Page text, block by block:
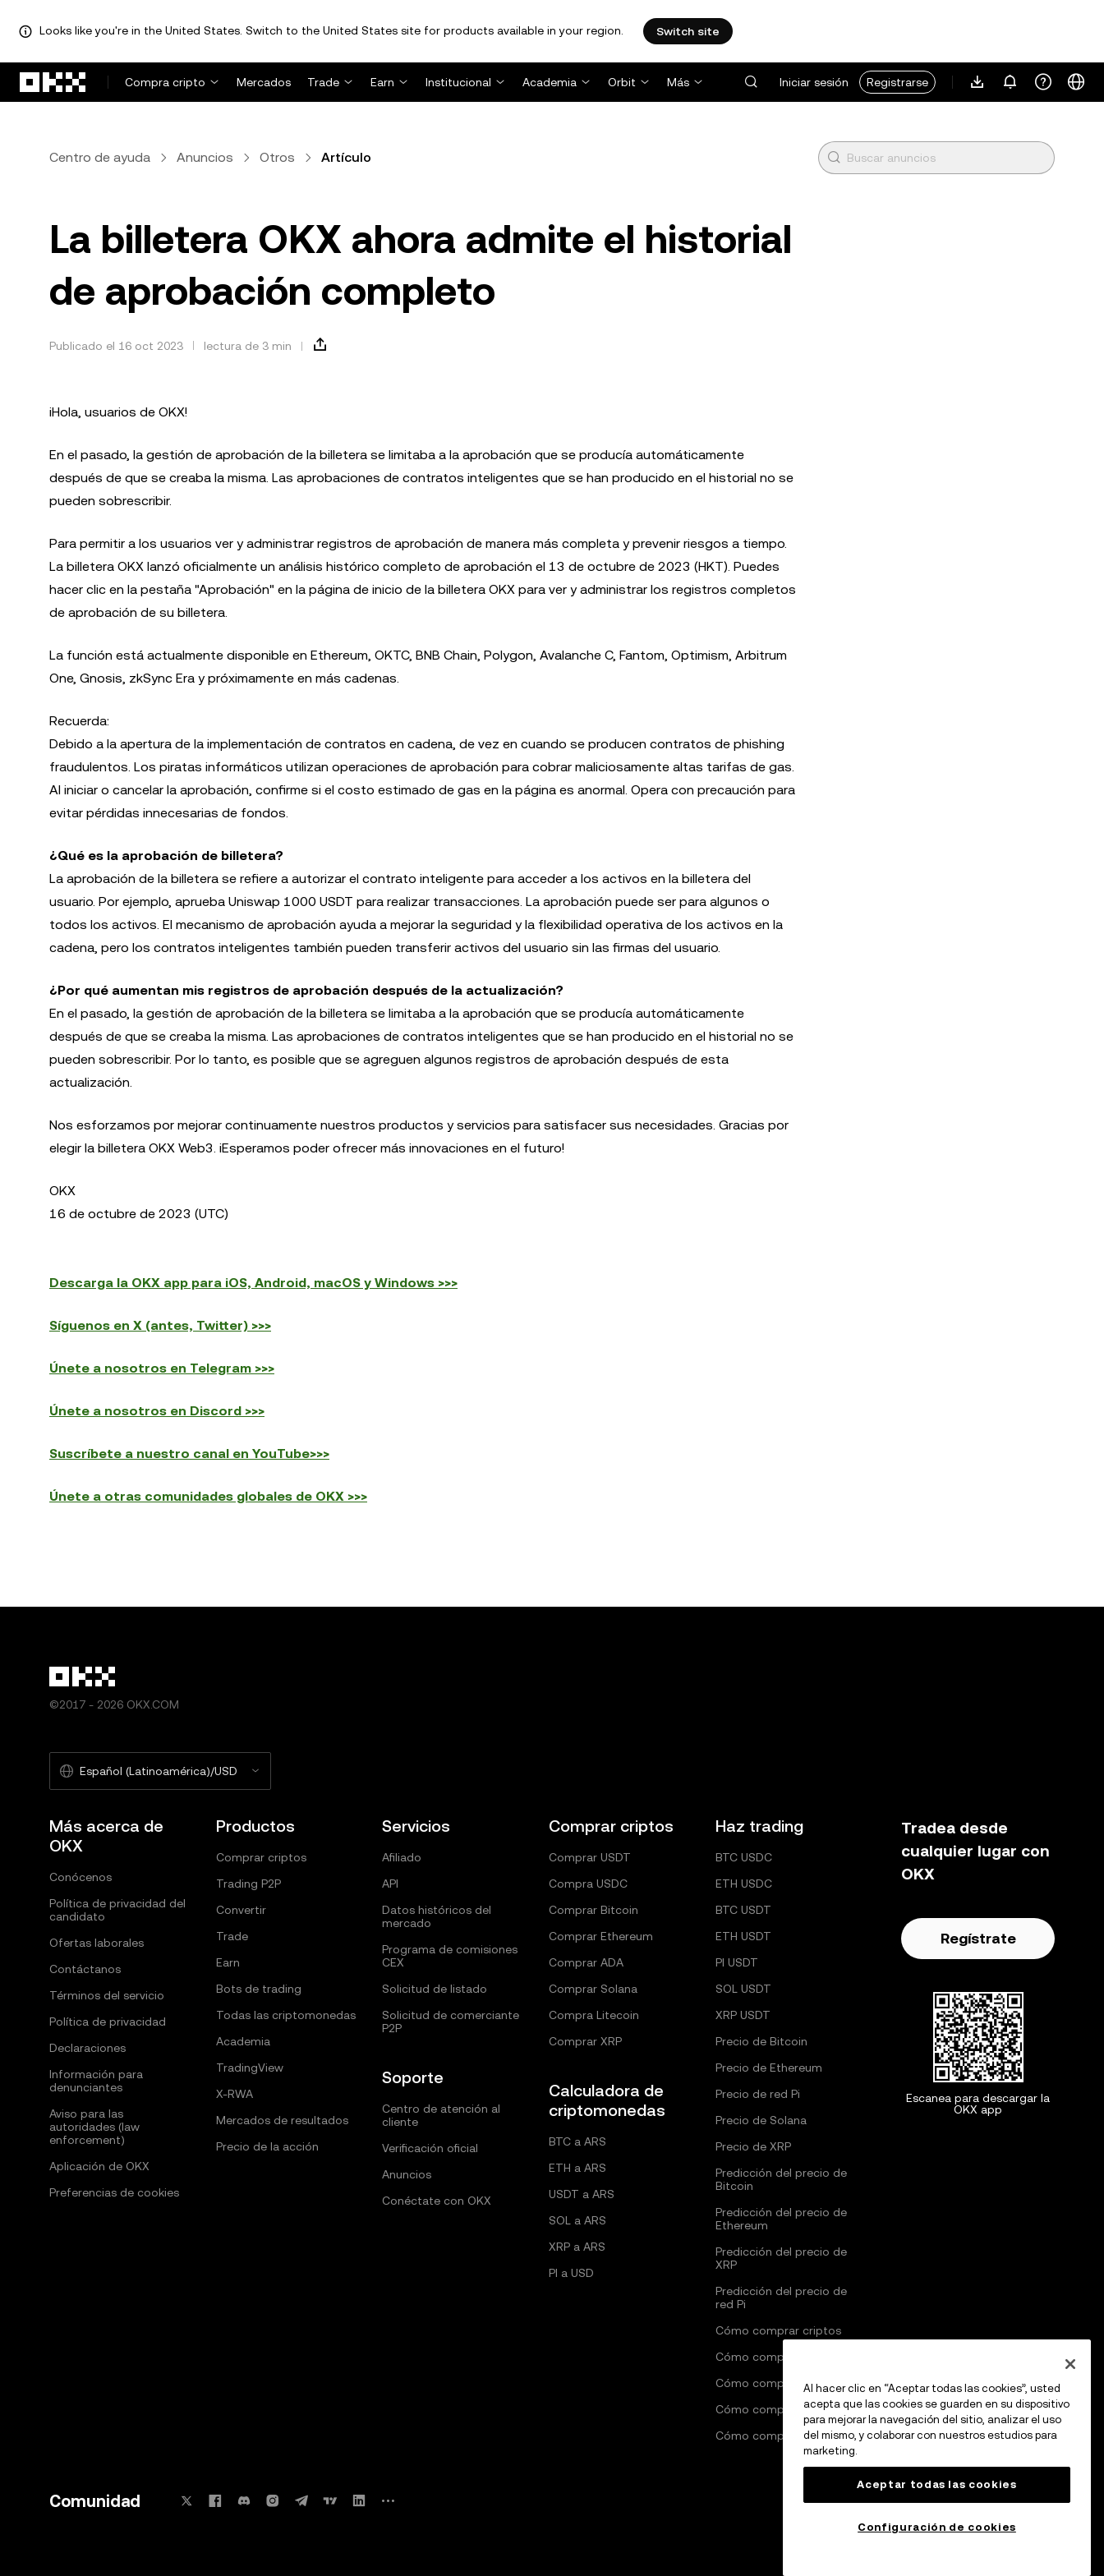
Looks like you're in the United States. Switch to the United States site for products available in your region. Switch site
Compra cripto
Mercados Trade Earn Institucional Academia Orbit Más Iniciar sesión Registrarse
Centro de ayuda Anuncios Otros Artículo
La billetera OKX ahora admite el historial
de aprobación completo
Publicado el 16 oct 2023 lectura de 3 min
¡Hola, usuarios de OKX!
En el pasado, la gestión de aprobación de la billetera se limitaba a la aprobación que se producía automáticamente
después de que se creaba la misma. Las aprobaciones de contratos inteligentes que se han producido en el historial no se
pueden sobrescribir.
Para permitir a los usuarios ver y administrar registros de aprobación de manera más completa y prevenir riesgos a tiempo.
La billetera OKX lanzó oficialmente un análisis histórico completo de aprobación el 13 de octubre de 2023 (HKT). Puedes
hacer clic en la pestaña "Aprobación" en la página de inicio de la billetera OKX para ver y administrar los registros completos
de aprobación de su billetera.
La función está actualmente disponible en Ethereum, OKTC, BNB Chain, Polygon, Avalanche C, Fantom, Optimism, Arbitrum
One, Gnosis, zkSync Era y próximamente en más cadenas.
Recuerda:
Debido a la apertura de la implementación de contratos en cadena, de vez en cuando se producen contratos de phishing
fraudulentos. Los piratas informáticos utilizan operaciones de aprobación para cobrar maliciosamente altas tarifas de gas.
Al iniciar o cancelar la aprobación, confirme si el costo estimado de gas en la página es anormal. Opera con precaución para
evitar pérdidas innecesarias de fondos.
¿Qué es la aprobación de billetera?
La aprobación de la billetera se refiere a autorizar el contrato inteligente para acceder a los activos en la billetera del
usuario. Por ejemplo, aprueba Uniswap 1000 USDT para realizar transacciones. La aprobación puede ser para algunos o
todos los activos. El mecanismo de aprobación ayuda a mejorar la seguridad y la flexibilidad operativa de los activos en la
cadena, pero los contratos inteligentes también pueden transferir activos del usuario sin las firmas del usuario.
¿Por qué aumentan mis registros de aprobación después de la actualización?
En el pasado, la gestión de aprobación de la billetera se limitaba a la aprobación que se producía automáticamente
después de que se creaba la misma. Las aprobaciones de contratos inteligentes que se han producido en el historial no se
pueden sobrescribir. Por lo tanto, es posible que se agreguen algunos registros de aprobación después de esta
actualización.
Nos esforzamos por mejorar continuamente nuestros productos y servicios para satisfacer sus necesidades. Gracias por
elegir la billetera OKX Web3. ¡Esperamos poder ofrecer más innovaciones en el futuro!
OKX
16 de octubre de 2023 (UTC)
Descarga la OKX app para iOS, Android, macOS y Windows >>>
Síguenos en X (antes, Twitter) >>>
Únete a nosotros en Telegram >>>
Únete a nosotros en Discord >>>
Suscríbete a nuestro canal en YouTube>>>
Únete a otras comunidades globales de OKX >>>
©2017 - 2026 OKX.COM
Español (Latinoamérica)/USD
Más acerca de
OKX
Conócenos
Política de privacidad del
candidato
Ofertas laborales
Contáctanos
Términos del servicio
Política de privacidad
Declaraciones
Información para
denunciantes
Aviso para las
autoridades (law
enforcement)
Aplicación de OKX
Preferencias de cookies
Productos
Comprar criptos
Trading P2P
Convertir
Trade
Earn
Bots de trading
Todas las criptomonedas
Academia
TradingView
X-RWA
Mercados de resultados
Precio de la acción
Servicios
Afiliado
API
Datos históricos del
mercado
Programa de comisiones
CEX
Solicitud de listado
Solicitud de comerciante
P2P
Soporte
Centro de atención al
cliente
Verificación oficial
Anuncios
Conéctate con OKX
Comprar criptos
Comprar USDT
Compra USDC
Comprar Bitcoin
Comprar Ethereum
Comprar ADA
Comprar Solana
Compra Litecoin
Comprar XRP
Calculadora de
criptomonedas
BTC a ARS
ETH a ARS
USDT a ARS
SOL a ARS
XRP a ARS
PI a USD
Haz trading
BTC USDC
ETH USDC
BTC USDT
ETH USDT
PI USDT
SOL USDT
XRP USDT
Precio de Bitcoin
Precio de Ethereum
Precio de red Pi
Precio de Solana
Precio de XRP
Predicción del precio de
Bitcoin
Predicción del precio de
Ethereum
Predicción del precio de
XRP
Predicción del precio de
red Pi
Cómo comprar criptos
Cómo comprar Bitcoin
Cómo comprar Ethereum
Cómo comprar Solana
Cómo comprar red Pi
Tradea desde
cualquier lugar con
OKX
Regístrate
Escanea para descargar la
OKX app
Comunidad
Al hacer clic en “Aceptar todas las cookies”, usted
acepta que las cookies se guarden en su dispositivo
para mejorar la navegación del sitio, analizar el uso
del mismo, y colaborar con nuestros estudios para
marketing.
Aceptar todas las cookies
Configuración de cookies